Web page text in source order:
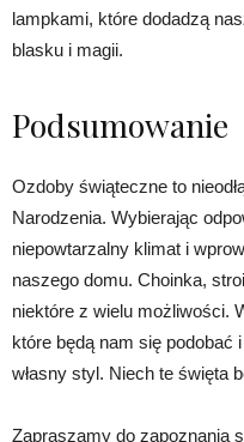
lampkami, które dodadzą
blasku i magii.
Podsumowanie
Ozdoby świąteczne to
Narodzenia. Wybierając
niepowtarzalny klimat i
naszego domu. Choinka,
niektóre z wielu możliwości.
które będą nam się podobać
własny styl. Niech te święta
Zapraszamy do zapoznania